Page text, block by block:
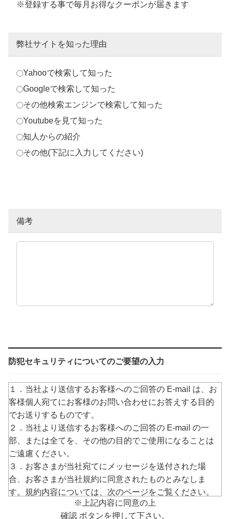
※登録する事で毎月お得なクーポンが届きます
弊社サイトを知った理由
Yahooで検索して知った
Googleで検索して知った
その他検索エンジンで検索して知った
Youtubeを見て知った
知人からの紹介
その他(下記に入力してください)
備考
防犯セキュリティについてのご要望の入力
１．当社より送信するお客様へのご回答の E-mail は、お
客様個人宛てにお客様のお問い合わせにお答えする目的
でお送りするものです。
２．当社より送信するお客様へのご回答の E-mail の一
部、または全てを、その他の目的でご使用になることは
ご遠慮ください。
３．お客さまが当社宛てにメッセージを送付された場
合、お客さまが当社規約に同意されたものとみなしま
す。規約内容については、次のページをご覧ください。
https://www.arucom.ne.jp/rule/index.html
※上記内容に同意の上
確認 ボタンを押して下さい。